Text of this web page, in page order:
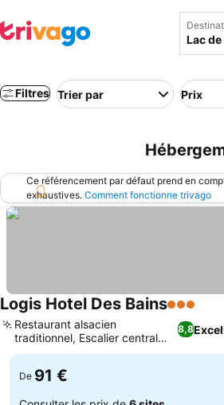
Filtres Trier par Prix
Ce référencement par défaut prend en
exhaustives. Comment fonctionne trivago
Logis Hotel Des Bains3 Étoiles
8,8
Restaurant alsacien
traditionnel, Escalier central
historique
De 91 €